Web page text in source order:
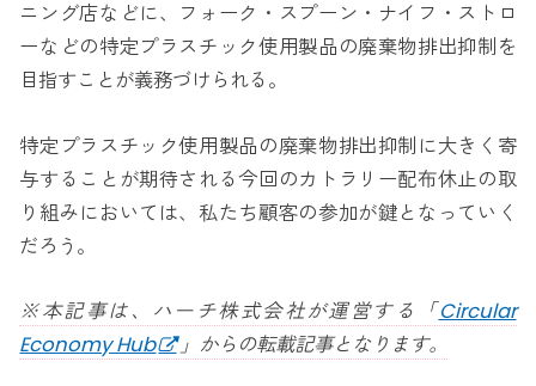
ニング店などに、フォーク・スプーン・ナイフ・ストロ
ーなどの特定プラスチック使用製品の廃棄物排出抑制を
目指すことが義務づけられる。
特定プラスチック使用製品の廃棄物排出抑制に大きく寄
与することが期待される今回のカトラリー配布休止の取
り組みにおいては、私たち顧客の参加が鍵となっていく
だろう。
※本記事は、ハーチ株式会社が運営する「Circular
Economy Hub
」からの転載記事となります。